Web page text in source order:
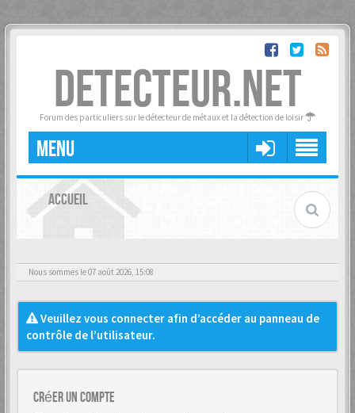
DETECTEUR.NET
Forum des particuliers sur le détecteur de métaux et la détection de loisir
MENU
ACCUEIL
Nous sommes le 07 août 2026, 15:08
Veuillez vous connecter afin d’accéder au panneau de
contrôle de l’utilisateur.
Créer un Compte